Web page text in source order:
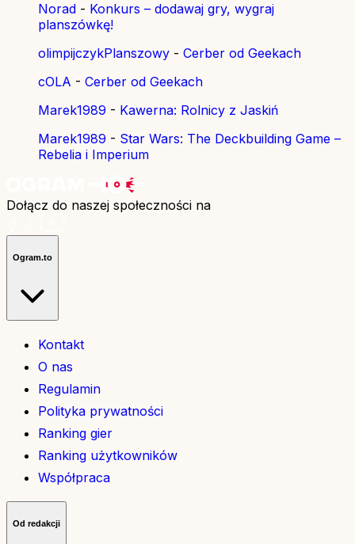
Norad - Konkurs – dodawaj gry, wygraj
planszówkę!
olimpijczykPlanszowy - Cerber od Geekach
cOLA - Cerber od Geekach
Marek1989 - Kawerna: Rolnicy z Jaskiń
Marek1989 - Star Wars: The Deckbuilding Game –
Rebelia i Imperium
Dołącz do naszej społeczności na
Ogram.to
Kontakt
O nas
Regulamin
Polityka prywatności
Ranking gier
Ranking użytkowników
Współpraca
Od redakcji